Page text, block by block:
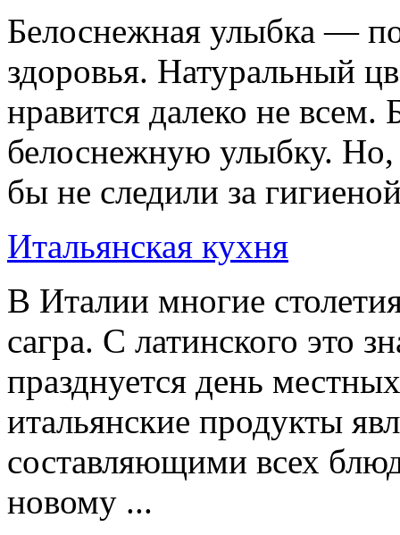
Белоснежная улыбка —
здоровья. Натуральный
нравится далеко не
белоснежную улыбку.
бы не следили за
Итальянская кухня
В Италии многие
сагра. С латинского это
празднуется день
итальянские продукты
составляющими всех
новому ...